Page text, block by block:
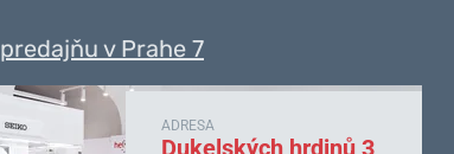
predajňu v Prahe 7
ADRESA
Dukelských hrdinů 3